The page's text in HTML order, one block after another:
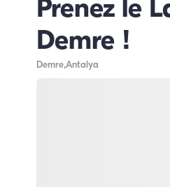
Prenez le
Demre !
Demre,Antalya